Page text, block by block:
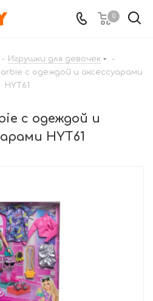
0
- Игрушки для девочек
-
с одеждой и аксессуарами
HYT61
с одеждой и
HYT61